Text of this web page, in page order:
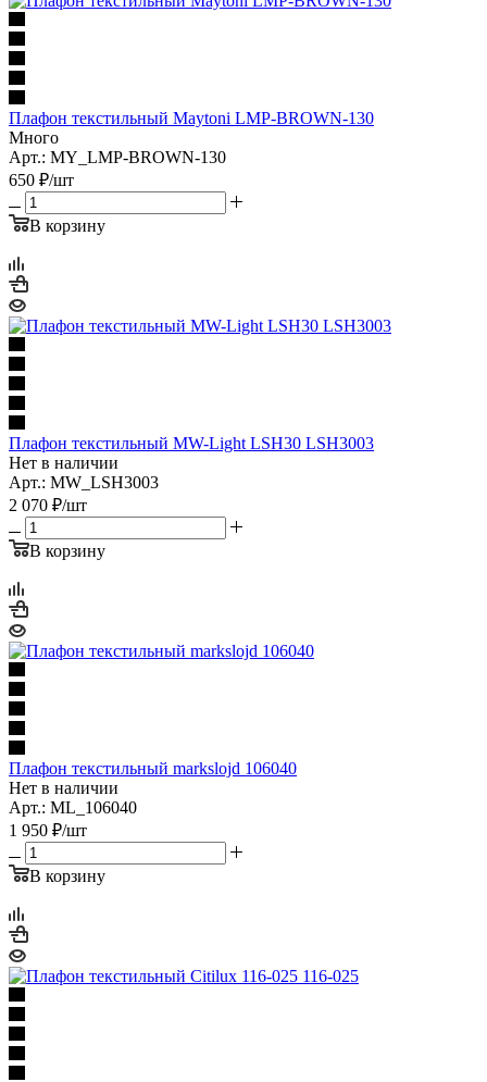
Плафон текстильный Maytoni LMP-BROWN-130
Много
Арт.: MY_LMP-BROWN-130
650 ₽/шт
В корзину
Плафон текстильный MW-Light LSH30 LSH3003
Нет в наличии
Арт.: MW_LSH3003
2 070 ₽/шт
В корзину
Плафон текстильный markslojd 106040
Нет в наличии
Арт.: ML_106040
1 950 ₽/шт
В корзину